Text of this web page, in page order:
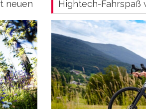
neuen
Hightech-Fahrspaß